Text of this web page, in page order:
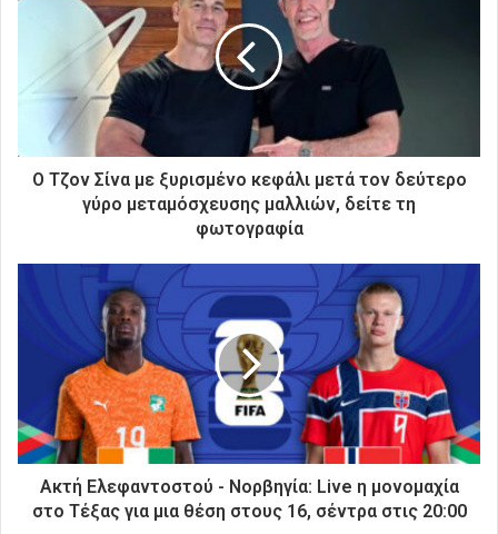
τ
α
ι
ε
ύ
Ο Τζον Σίνα με ξυρισμένο κεφάλι μετά τον δεύτερο
γύρο μεταμόσχευσης μαλλιών, δείτε τη
φωτογραφία
Ακτή Ελεφαντοστού - Νορβηγία: Live η μονομαχία
στο Τέξας για μια θέση στους 16, σέντρα στις 20:00